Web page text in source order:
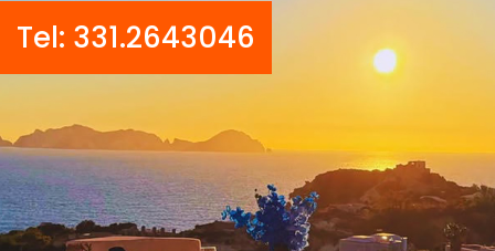
Tel: 331.2643046